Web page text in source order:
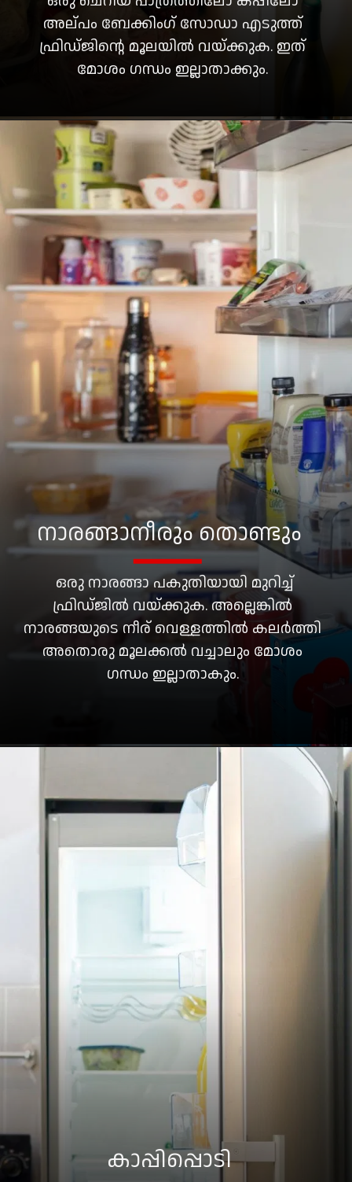
അല്പം ബേക്കിംഗ് സോഡാ എടുത്ത്
ഫ്രിഡ്ജിന്റെ മൂലയിൽ വയ്ക്കുക. ഇത്
മോശം ഗന്ധം ഇല്ലാതാക്കും.
ഒരു നാരങ്ങാ പകുതിയായി മുറിച്ച്
ഫ്രിഡ്ജിൽ വയ്ക്കുക. അല്ലെങ്കിൽ
നാരങ്ങയുടെ നീര് വെള്ളത്തിൽ കലർത്തി
അതൊരു മൂലക്കൽ വച്ചാലും മോശം
ഗന്ധം ഇല്ലാതാകും.
നാരങ്ങാനീരും തൊണ്ടും
കാപ്പിപ്പൊടി